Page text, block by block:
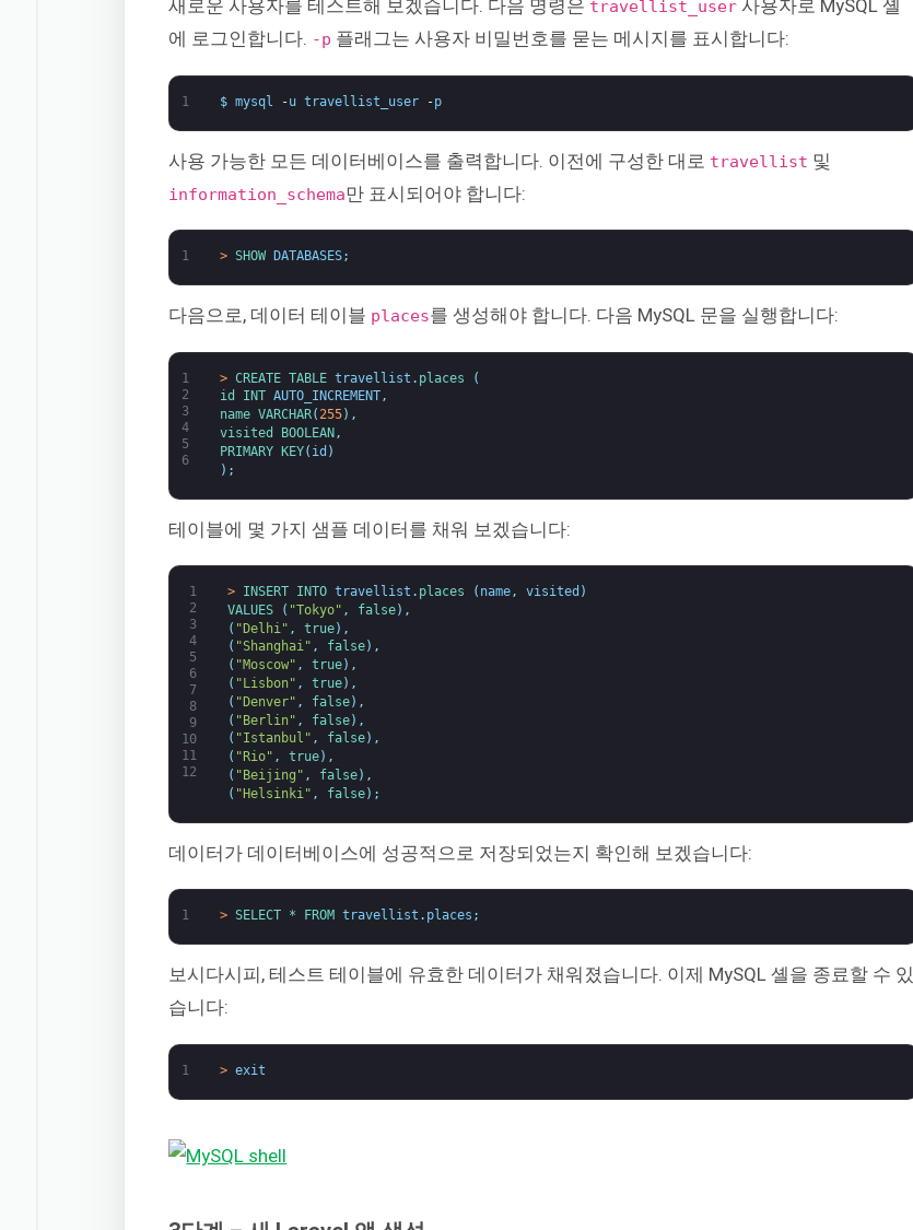
새로운 사용자를 테스트해 보겠습니다. 다음 명령은 travellist_user 사용자로 MySQL 셸
에 로그인합니다. -p 플래그는 사용자 비밀번호를 묻는 메시지를 표시합니다:
1 $ mysql -u travellist_user -p
사용 가능한 모든 데이터베이스를 출력합니다. 이전에 구성한 대로 travellist 및
information_schema만 표시되어야 합니다:
1 > SHOW DATABASES;
다음으로, 데이터 테이블 places를 생성해야 합니다. 다음 MySQL 문을 실행합니다:
1
2
3
4
5
6
> CREATE TABLE travellist . places
(
id INT AUTO_INCREMENT,
name VARCHAR(255) ,
visited
BOOLEAN ,
PRIMARY KEY( id )
) ;
테이블에 몇 가지 샘플 데이터를 채워 보겠습니다:
1
2
3
4
5
6
7
8
9
10
11
12
> INSERT INTO travellist . places ( name, visited )
VALUES
( "Tokyo" , false) ,
( "Delhi" , true) ,
( "Shanghai" , false) ,
( "Moscow" , true) ,
( "Lisbon" , true) ,
( "Denver" , false) ,
( "Berlin" , false) ,
( "Istanbul" , false) ,
( "Rio" , true) ,
( "Beijing" , false) ,
( "Helsinki" , false) ;
데이터가 데이터베이스에 성공적으로 저장되었는지 확인해 보겠습니다:
1 > SELECT * FROM travellist . places ;
보시다시피, 테스트 테이블에 유효한 데이터가 채워졌습니다. 이제 MySQL 셸을 종료할 수 있
습니다:
1 > exit